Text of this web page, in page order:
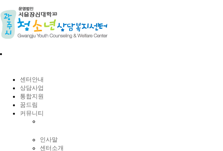
센터안내
상담사업
통합지원
꿈드림
커뮤니티
인사말
센터소개